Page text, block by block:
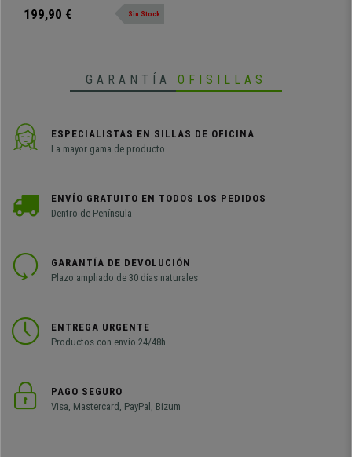
gran calidad. Destaca por su
diseño ergonómico y su grueso y
199,90 € Sin Stock
GARANTÍA OFISILLAS
ESPECIALISTAS EN SILLAS DE OFICINA
La mayor gama de producto
ENVÍO GRATUITO EN TODOS LOS PEDIDOS
Dentro de Península
GARANTÍA DE DEVOLUCIÓN
Plazo ampliado de 30 días naturales
ENTREGA URGENTE
Productos con envío 24/48h
PAGO SEGURO
Visa, Mastercard, PayPal, Bizum